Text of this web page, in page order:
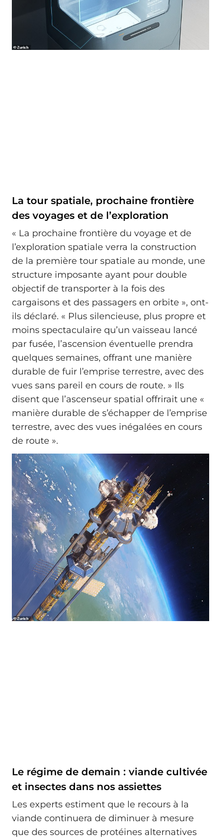
La tour spatiale, prochaine frontière
des voyages et de l’exploration
« La prochaine frontière du voyage et de
l’exploration spatiale verra la construction
de la première tour spatiale au monde, une
structure imposante ayant pour double
objectif de transporter à la fois des
cargaisons et des passagers en orbite », ont-
ils déclaré. « Plus silencieuse, plus propre et
moins spectaculaire qu’un vaisseau lancé
par fusée, l’ascension éventuelle prendra
quelques semaines, offrant une manière
durable de fuir l’emprise terrestre, avec des
vues sans pareil en cours de route. » Ils
disent que l’ascenseur spatial offrirait une «
manière durable de s’échapper de l’emprise
terrestre, avec des vues inégalées en cours
de route ».
Le régime de demain : viande cultivée
et insectes dans nos assiettes
Les experts estiment que le recours à la
viande continuera de diminuer à mesure
que des sources de protéines alternatives